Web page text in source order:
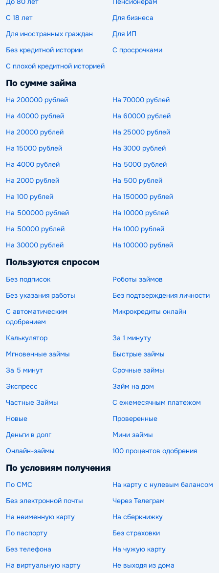
С 18 лет
Для бизнеса
Для иностранных граждан
Для ИП
Без кредитной истории
С просрочками
С плохой кредитной историей
По сумме займа
На 200000 рублей
На 70000 рублей
На 40000 рублей
На 60000 рублей
На 20000 рублей
На 25000 рублей
На 15000 рублей
На 3000 рублей
На 4000 рублей
На 5000 рублей
На 2000 рублей
На 500 рублей
На 100 рублей
На 150000 рублей
На 500000 рублей
На 10000 рублей
На 50000 рублей
На 1000 рублей
На 30000 рублей
На 100000 рублей
Пользуются спросом
Без подписок
Роботы займов
Без указания работы
Без подтверждения личности
С автоматическим
одобрением
Микрокредиты онлайн
Калькулятор
За 1 минуту
Мгновенные займы
Быстрые займы
За 5 минут
Срочные займы
Экспресс
Займ на дом
Частные Займы
С ежемесячным платежом
Новые
Проверенные
Деньги в долг
Мини займы
Онлайн-займы
100 процентов одобрения
По условиям получения
По СМС
На карту с нулевым балансом
Без электронной почты
Через Телеграм
На неименную карту
На сберкнижку
По паспорту
Без страховки
Без телефона
На чужую карту
На виртуальную карту
Не выходя из дома